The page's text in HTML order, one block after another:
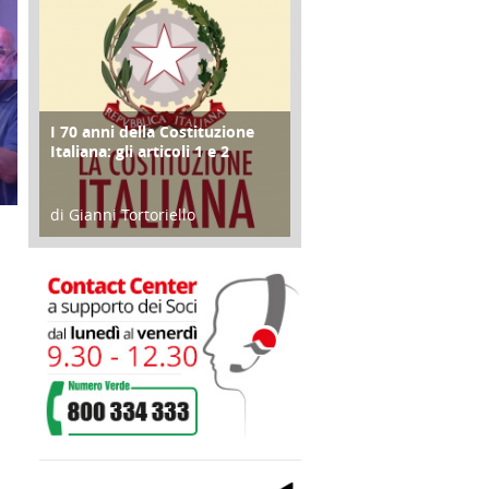
FOCUS
I 70 anni della Costituzione
Italiana: gli articoli 1 e 2
di Gianni Tortoriello
17 Marzo 2018